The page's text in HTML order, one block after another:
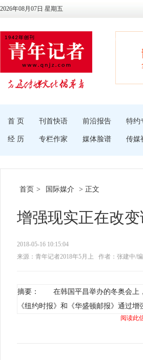
2026年08月07日 星期五
首 页 刊首快语 前沿报告 特约
经 历 专栏作家 媒体脸谱 传媒
首页 > 国际媒介 > 正文
增强现实正在改
2018-05-16 10:15:04
来源：青年记者2018年5月上
作者：张建中/
摘要： 在韩国平昌举办的冬奥会上
《纽约时报》和《华盛顿邮报》通过增
阅读此